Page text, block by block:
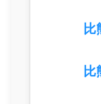
比
比